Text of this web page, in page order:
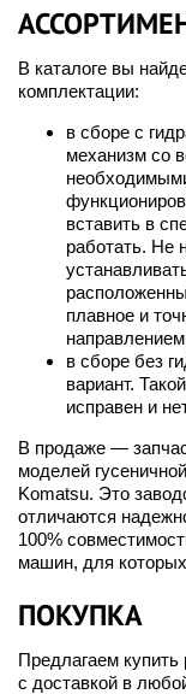
В каталоге вы
комплектации:
в сборе с
механизм со
вставить в
работать. Не
плавное и
в сборе без
вариант.
исправен и
В продаже —
моделей
Komatsu. Это
отличаются
100%
машин, для
ПОКУПКА
Предлагаем купить
с доставкой в